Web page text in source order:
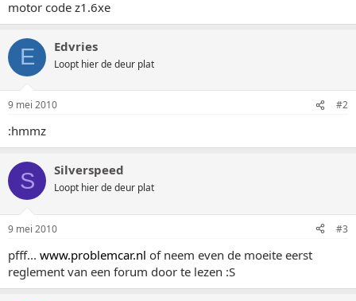
motor code z1.6xe
E Edvries
Loopt hier de deur plat
9 mei 2010 #2
:hmmz
S Silverspeed
Loopt hier de deur plat
9 mei 2010 #3
pfff... www.problemcar.nl of neem even de moeite eerst
reglement van een forum door te lezen :S